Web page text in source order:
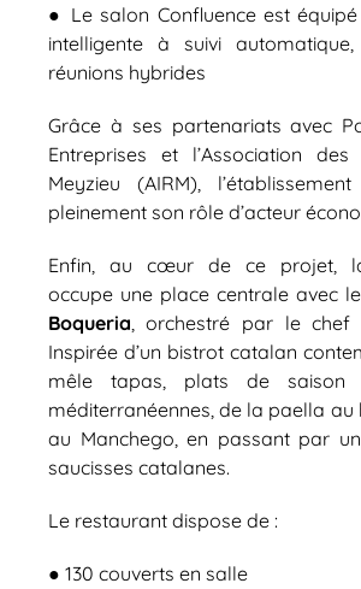
● Le salon Confluence est équipé
intelligente à suivi
réunions hybrides
Grâce à ses partenariats avec
Entreprises et l’Association
Meyzieu (AIRM),
pleinement son rôle d’acteur
Enfin, au cœur de ce projet,
occupe une place centrale avec
Boqueria, orchestré par le chef
Inspirée d’un bistrot catalan
mêle tapas, plats de saison
méditerranéennes, de la paella
au Manchego, en passant par
saucisses catalanes.
Le restaurant dispose de :
● 130 couverts en salle